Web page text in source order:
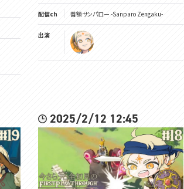
配信ch 善額サンパロー -Sanparo Zengaku-
出演
2025/2/12 12:45